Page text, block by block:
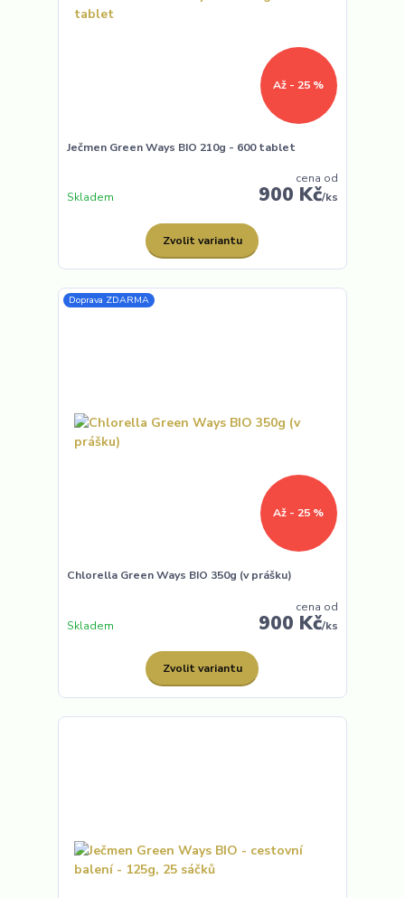
Až - 25 %
Ječmen Green Ways BIO 210g - 600 tablet
cena od
900 Kč/ks
Skladem
Zvolit variantu
Doprava ZDARMA
Až - 25 %
Chlorella Green Ways BIO 350g (v prášku)
cena od
900 Kč/ks
Skladem
Zvolit variantu